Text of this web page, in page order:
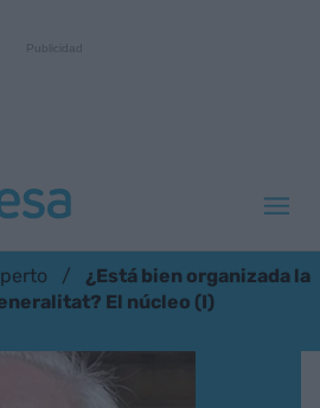
¿Está bien organizada la
El núcleo (I)